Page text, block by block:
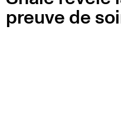
preuve de